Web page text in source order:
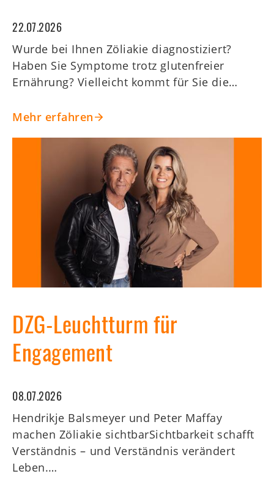
22.07.2026
Wurde bei Ihnen Zöliakie diagnostiziert?
Haben Sie Symptome trotz glutenfreier
Ernährung? Vielleicht kommt für Sie die…
Mehr erfahren
DZG-Leuchtturm für
Engagement
08.07.2026
Hendrikje Balsmeyer und Peter Maffay
machen Zöliakie sichtbarSichtbarkeit schafft
Verständnis – und Verständnis verändert
Leben.…